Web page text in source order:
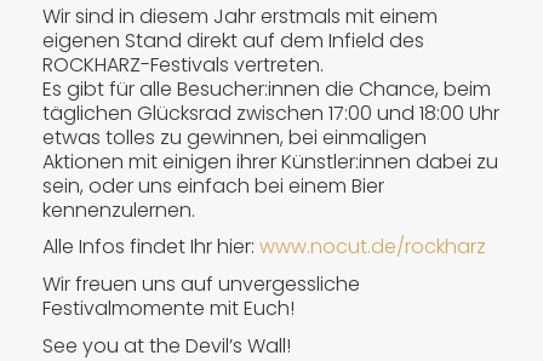
Wir sind in diesem Jahr erstmals mit einem
eigenen Stand direkt auf dem Infield des
ROCKHARZ-Festivals vertreten.
Es gibt für alle Besucher:innen die Chance, beim
täglichen Glücksrad zwischen 17:00 und 18:00 Uhr
etwas tolles zu gewinnen, bei einmaligen
Aktionen mit einigen ihrer Künstler:innen dabei zu
sein, oder uns einfach bei einem Bier
kennenzulernen.
Alle Infos findet Ihr hier: www.nocut.de/rockharz
Wir freuen uns auf unvergessliche
Festivalmomente mit Euch!
See you at the Devil’s Wall!